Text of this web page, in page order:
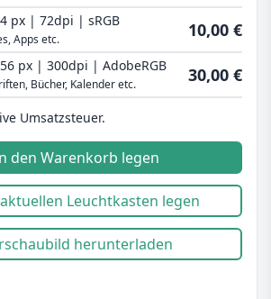
px | 72dpi | sRGB
Apps etc. 10,00 €
px | 300dpi | AdobeRGB
Bücher, Kalender etc. 30,00 €
Umsatzsteuer.
den Warenkorb legen
Leuchtkasten legen
herunterladen